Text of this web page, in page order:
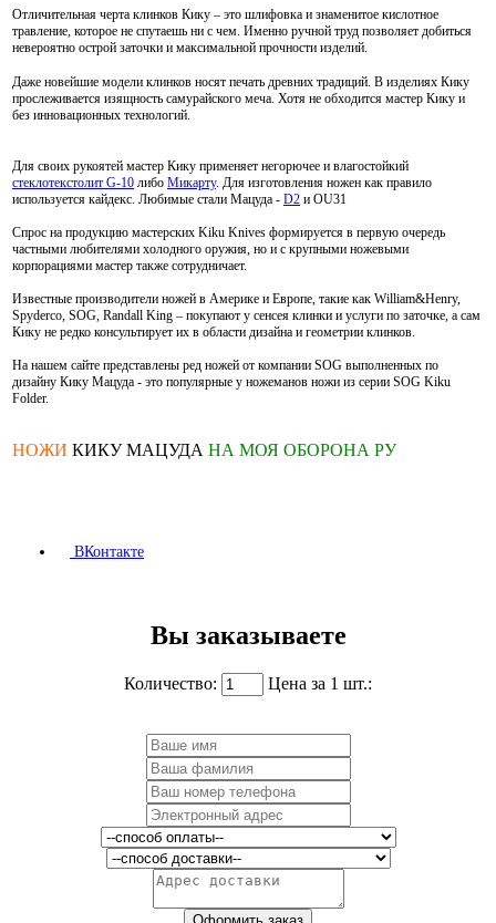
Отличительная черта клинков Кику – это шлифовка и знаменитое кислотное
травление, которое не спутаешь ни с чем. Именно ручной труд позволяет добиться
невероятно острой заточки и максимальной прочности изделий.
Даже новейшие модели клинков носят печать древних традиций. В изделиях Кику
прослеживается изящность самурайского меча. Хотя не обходится мастер Кику и
без инновационных технологий.
Для своих рукоятей мастер Кику применяет негорючее и влагостойкий
стеклотекстолит G-10 либо Микарту. Для изготовления ножен как правило
используется кайдекс. Любимые стали Мацуда - D2 и OU31
Спрос на продукцию мастерских Kiku Knives формируется в первую очередь
частными любителями холодного оружия, но и с крупными ножевыми
корпорациями мастер также сотрудничает.
Известные производители ножей в Америке и Европе, такие как William&Henry,
Spyderco, SOG, Randall King – покупают у сенсея клинки и услуги по заточке, а сам
Кику не редко консультирует их в области дизайна и геометрии клинков.
На нашем сайте представлены ред ножей от компании SOG выполненных по
дизайну Кику Мацуда - это популярные у ножеманов ножи из серии SOG Kiku
Folder.
НОЖИ КИКУ МАЦУДА НА МОЯ ОБОРОНА РУ
ВКонтакте
Вы заказываете
Количество: Цена за 1 шт.: